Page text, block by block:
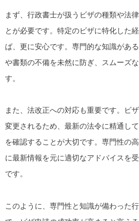
まず、行政書士が扱うビザの種類や法
とが必要です。特定のビザに特化した
ば、更に安心です。専門的な知識があ
や書類の不備を未然に防ぎ、スムーズ
す。
また、法改正への対応も重要です。ビ
変更されるため、最新の法令に精通し
を確認することが大切です。専門性の
に最新情報を元に適切なアドバイスを
です。
このように、専門性と知識が備わった